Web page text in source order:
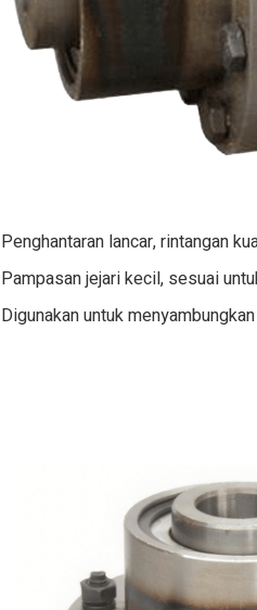
Penghantaran lancar, rintangan
Pampasan jejari kecil, sesuai
Digunakan untuk